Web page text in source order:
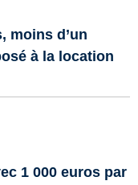
moins d’un
à la location
1 000 euros par